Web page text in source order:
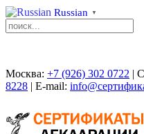
Russian ▼
Москва: +7 (926) 302 0722 |
8228 | E-mail: